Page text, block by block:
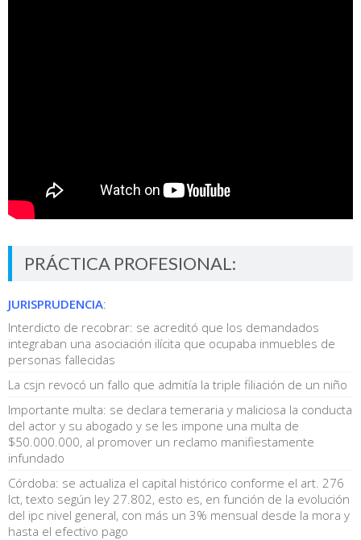
PRÁCTICA PROFESIONAL:
JURISPRUDENCIA:
Interdicto de recobrar: se acreditó que los demandados
integraban una asociación ilícita que ocupaba inmuebles de
personas fallecidas
La csjn revocó un fallo que admitía la triple filiación de un niño
Importante multa: se declara temeraria y maliciosa la conducta
del actor y su abogado y se les impone una multa de
$50.000.000, al promover un reclamo manifiestamente
infundado
Córdoba: se actualiza el capital histórico conforme el art. 276
lct, texto según ley 27.802, esto es, en función de la evolución
del ipc nivel general, con más un 3% mensual desde la mora y
hasta el efectivo pago